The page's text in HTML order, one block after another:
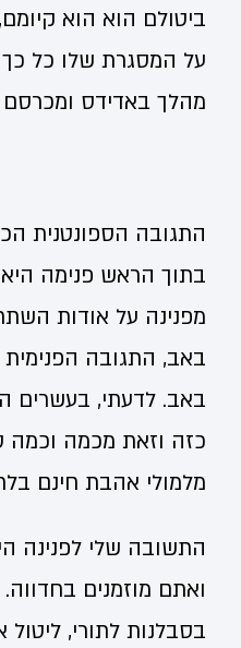
ביטולם הוא הוא
על המסגרת שלו כל כך
מהלך באדידס
התגובה הספונטנית
בתוך הראש פנימה
מפנינה על אודות
באב, התגובה
באב. לדעתי, בעשרים
כזה וזאת מכמה וכמה
מלמולי אהבת חינם
התשובה שלי לפנינה
ואתם מוזמנים
בסבלנות לתורי,